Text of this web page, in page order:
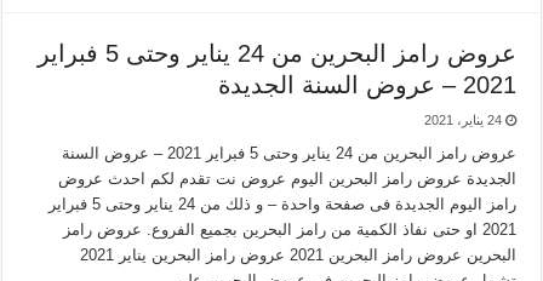
عروض رامز البحرين من 24 يناير وحتى 5 فبراير
2021 – عروض السنة الجديدة
24 يناير، 2021
عروض رامز البحرين من 24 يناير وحتى 5 فبراير 2021 – عروض السنة
الجديدة عروض رامز البحرين اليوم عروض نت تقدم لكم احدث عروض
رامز اليوم الجديدة فى صفحة واحدة – و ذلك من 24 يناير وحتى 5 فبراير
2021 او حتى نفاذ الكمية من رامز البحرين بجميع الفروع. عروض رامز
البحرين عروض رامز البحرين 2021 عروض رامز البحرين يناير 2021